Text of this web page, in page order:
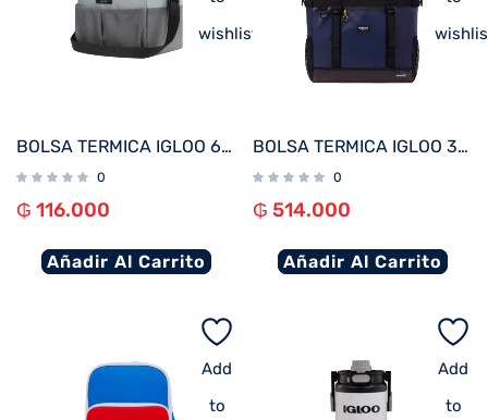
wishlist
BOLSA TERMICA IGLOO 6 LATAS ESSENTIALS GRIS 66194
0
₲ 116.000
Añadir Al Carrito
BOLSA TERMICA IGLOO 30 LATAS TOTE MAXCOLD ASCENT AZUL 60455
0
₲ 514.000
Añadir Al Carrito
Add
to
Add
to